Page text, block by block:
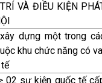
VÀ ĐIỀU KIỆN
dựng một trong
khu chức năng có
02 sự kiện quốc tế